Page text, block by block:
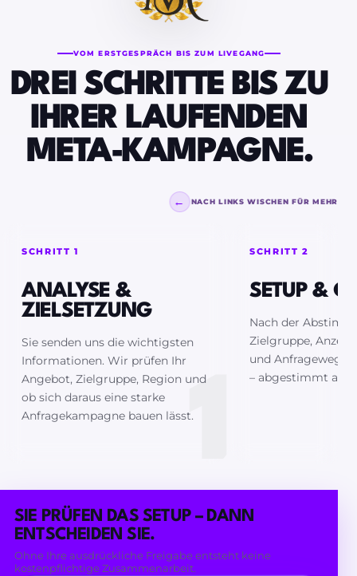
VOM ERSTGESPRÄCH BIS ZUM LIVEGANG
DREI SCHRITTE BIS ZU
IHRER LAUFENDEN
META-KAMPAGNE.
← NACH LINKS WISCHEN FÜR MEHR
SCHRITT 1
ANALYSE &
ZIELSETZUNG
Sie senden uns die wichtigsten
Informationen. Wir prüfen Ihr
Angebot, Zielgruppe, Region und
ob sich daraus eine starke
Anfragekampagne bauen lässt.
SCHRITT 2
SETUP &
Nach der
Zielgruppe,
und Anfrageweg
– abgestimmt auf
SIE PRÜFEN DAS SETUP – DANN
ENTSCHEIDEN SIE.
Ohne Ihre ausdrückliche Freigabe entsteht keine
kostenpflichtige Zusammenarbeit.